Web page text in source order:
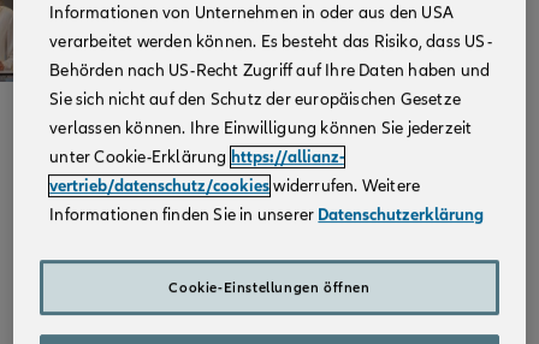
Welche Unterlagen werden benötigt?
Das Anschreiben – Die Kurzfassung
Formuliere kurz und hebe Deine individuellen
Fähigkeiten gezielt hervor. Besonders interessiert
Informationen von Unternehmen in oder aus den USA
verarbeitet werden können. Es besteht das Risiko, dass US-
Behörden nach US-Recht Zugriff auf Ihre Daten haben und
Sie sich nicht auf den Schutz der europäischen Gesetze
verlassen können. Ihre Einwilligung können Sie jederzeit
unter Cookie-Erklärung https://allianz-
vertrieb/datenschutz/cookieswiderrufen. Weitere
Informationen finden Sie in unserer Datenschutzerklärung
Cookie-Einstellungen öffnen